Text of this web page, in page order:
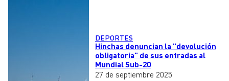
DEPORTES
Hinchas denuncian la "devolución
obligatoria" de sus entradas al
Mundial Sub-20
27 de septiembre 2025